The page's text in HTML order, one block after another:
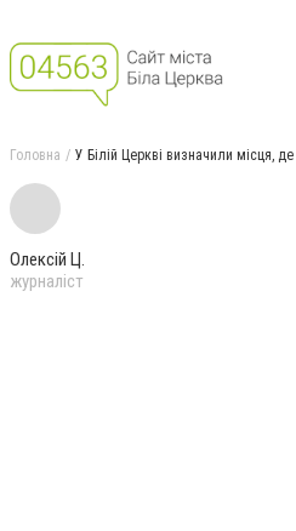
Головна У Білій Церкві визначили місця,
Олексій Ц.
журналіст